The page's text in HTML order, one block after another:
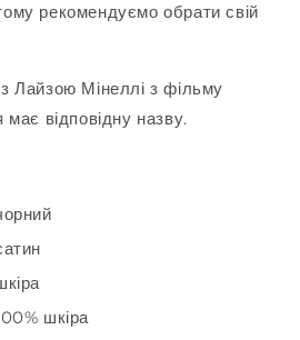
рекомендуємо обрати свій
Лайзою Мінеллі з фільму
відповідну назву.
шкіра